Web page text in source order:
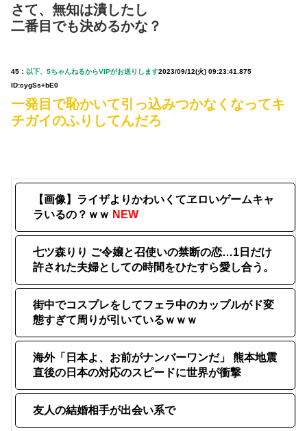
さて、無知は潰したし
二番目でも決めるかな？
45： 以下、5ちゃんねるからVIPがお送りします2023/09/12(火) 09:23:41.875
ID:cygSs+bE0
一発目で恥かいて引っ込みつかなくなってキ
チガイのふりしてんだろ
【画像】ライザよりかわいくてヱロいゲームキャ
ラいるの？ｗｗ NEW
七ツ森りり ご令嬢と召使いの禁断の恋…1日だけ
許された夫婦としての時間をひたすら愛し合う。
街中でコスプレをしてフェラ中のカップルがド変
態すぎて周りが引いているｗｗｗ
海外「日本よ、お前がナンバーワンだ」 熊本地震
直後の日本の対応のスピードに世界が衝撃
友人の結婚相手が出会い系で